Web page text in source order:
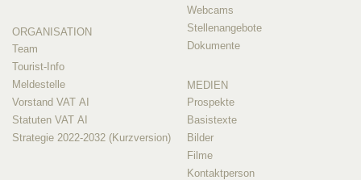
ORGANISATION
Team
Tourist-Info
Meldestelle
Vorstand VAT AI
Statuten VAT AI
Strategie 2022-2032 (Kurzversion)
Webcams
Stellenangebote
Dokumente
MEDIEN
Prospekte
Basistexte
Bilder
Filme
Kontaktperson